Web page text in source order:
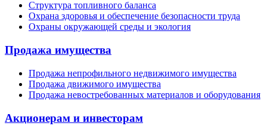
Структура топливного баланса
Охрана здоровья и обеспечение безопасности труда
Охраны окружающей среды и экология
Продажа имущества
Продажа непрофильного недвижимого имущества
Продажа движимого имущества
Продажа невостребованных материалов и оборудования
Акционерам и инвесторам